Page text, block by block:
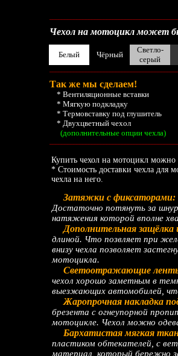
Чехол на мотоцикл может
Белый Чёрный
Светло-
серый
Так же мы сделаем!
* Вентиляционные вставки
* Мягкую подкладку
* Термовставку под глушитель
* Двухцветный чехол
(дополнительные опции чехла)
Купить чехол на мотоцикл
* Стоимость доставки чехла для
чехла на него.
Затяжки с фиксаторами:
Достаточно потянуть за
натяжения которой вполне
Дополнительная
длиной. Что позвляет при
внизу чехла позволяет
мотоцикла.
Светоотражающие
чехол хорошо заметным в
выезжающих автомобилей,
Жаропрочная накладка
брезента с огнеупорной
мотоцикле. Чехол можно
Бархатистая мягкая
пластиком обтекателей, с
материал, который бережно